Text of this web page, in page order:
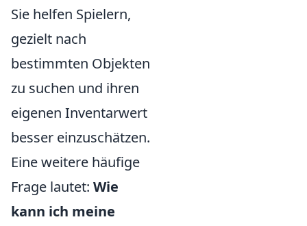
Sie helfen Spielern,
gezielt nach
bestimmten Objekten
zu suchen und ihren
eigenen Inventarwert
besser einzuschätzen.
Eine weitere häufige
Frage lautet: Wie
kann ich meine